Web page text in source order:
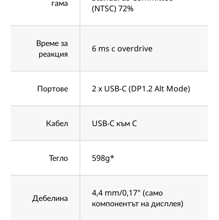
гама
(NTSC) 72%
Време за
реакция
6 ms с overdrive
Портове 2 x USB-C (DP1.2 Alt Mode)
Кабел USB-C към C
Тегло 598g*
Дебелина
4,4 mm/0,17" (само
компонентът на дисплея)